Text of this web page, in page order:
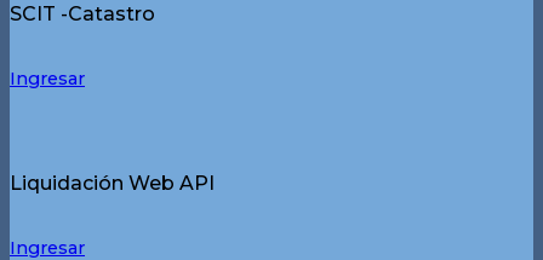
SCIT -Catastro
Ingresar
Liquidación Web API
Ingresar